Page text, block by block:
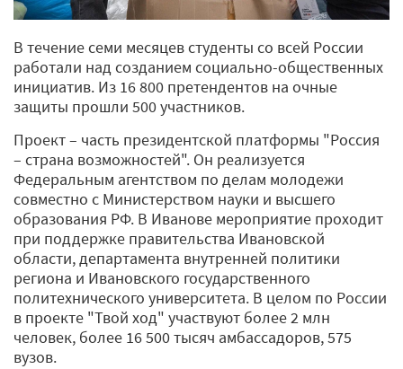
В течение семи месяцев студенты со всей России
работали над созданием социально-общественных
инициатив. Из 16 800 претендентов на очные
защиты прошли 500 участников.
Проект – часть президентской платформы "Россия
– страна возможностей". Он реализуется
Федеральным агентством по делам молодежи
совместно с Министерством науки и высшего
образования РФ. В Иванове мероприятие проходит
при поддержке правительства Ивановской
области, департамента внутренней политики
региона и Ивановского государственного
политехнического университета. В целом по России
в проекте "Твой ход" участвуют более 2 млн
человек, более 16 500 тысяч амбассадоров, 575
вузов.